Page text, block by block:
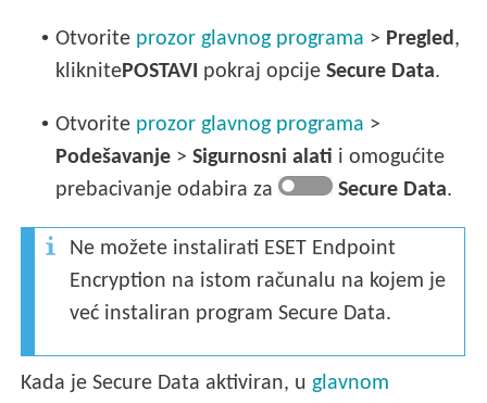
• Otvorite prozor glavnog programa > Pregled ,
kliknitePOSTAVI pokraj opcijeSecure Data.
• Otvorite prozor glavnog programa >
Podešavanje >Sigurnosni alati i omogućite
prebacivanje odabira za
Secure Data.
Ne možete instalirati ESET Endpoint
Encryption na istom računalu na kojem je
već instaliran program Secure Data.
Kada je Secure Data aktiviran, u glavnom